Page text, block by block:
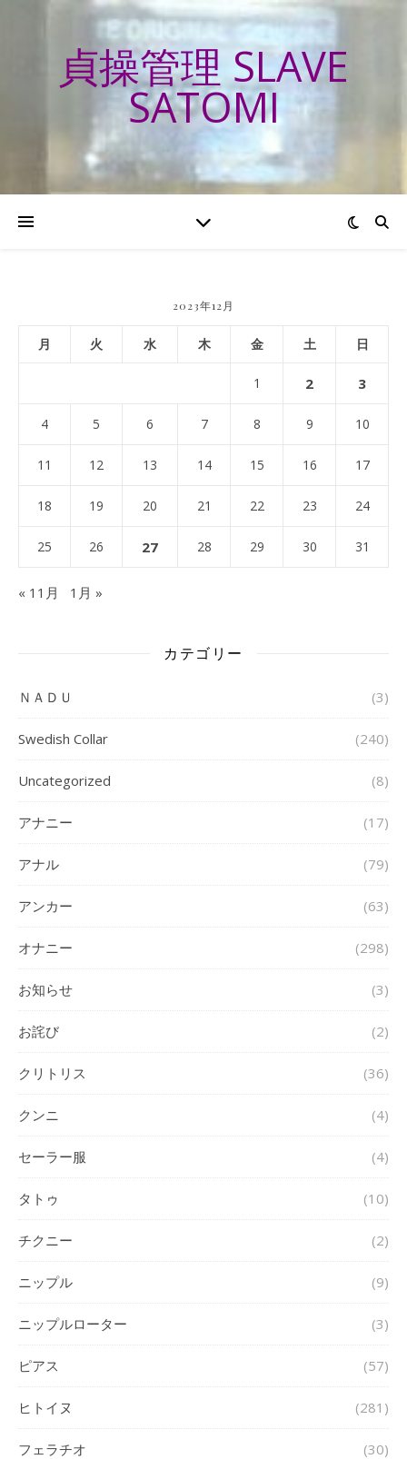
貞操管理 SLAVE
SATOMI
2023年12月
月 火 水 木 金 土 日
1 2 3
4 5 6 7 8 9 10
11 12 13 14 15 16 17
18 19 20 21 22 23 24
25 26 27 28 29 30 31
« 11月 1月 »
カテゴリー
ＮＡＤＵ (3)
Swedish Collar (240)
Uncategorized (8)
アナニー (17)
アナル (79)
アンカー (63)
オナニー (298)
お知らせ (3)
お詫び (2)
クリトリス (36)
クンニ (4)
セーラー服 (4)
タトゥ (10)
チクニー (2)
ニップル (9)
ニップルローター (3)
ピアス (57)
ヒトイヌ (281)
フェラチオ (30)